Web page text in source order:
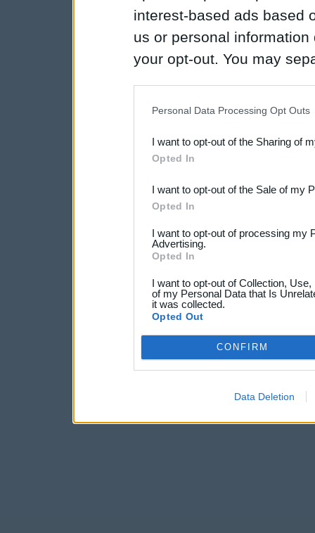
interest-based ads based
us or personal
your opt-out. You may
Downstream Participants
third parties.
Personal Data Processing Opt Outs
I want to opt-out of the Sharing of
Opted In
I want to opt-out of the Sale of my
Opted In
I want to opt-out of processing my
Advertising.
Opted In
I want to opt-out of Collection,
of my Personal Data that Is
it was collected.
Opted Out
CONFIRM
Data Deletion